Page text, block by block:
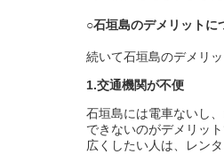
○石垣島のデメリットに
続いて石垣島のデメリ
1.交通機関が不便
石垣島には電車ないし
できないのがデメリッ
広くしたい人は、レン